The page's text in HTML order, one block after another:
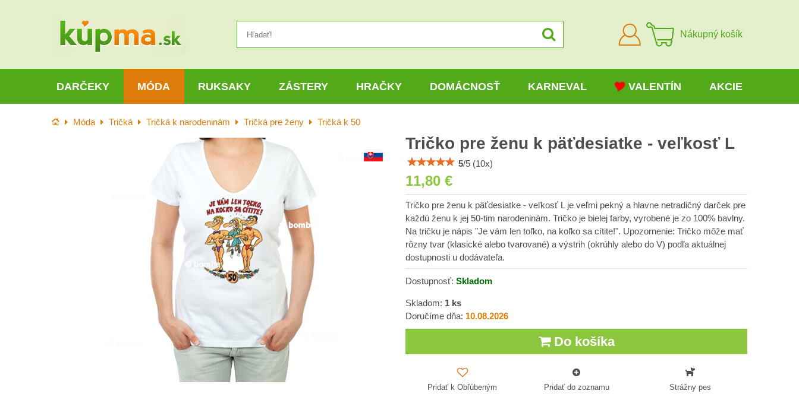
Prihlásiť
sa
Nákupný košík
DARČEKY MÓDA RUKSAKY ZÁSTERY HRAČKY DOMÁCNOSŤ KARNEVAL VALENTÍN AKCIE
Úvod Móda Tričká Tričká k narodeninám Tričká pre ženy Tričká k 50
Tričko pre ženu k päťdesiatke - veľkosť L
5/5 (10x)
11,80 €
Tričko pre ženu k päťdesiatke - veľkosť L je veľmi pekný a hlavne netradičný darček pre
každú ženu k jej 50-tim narodeninám. Tričko je bielej farby, vyrobené je zo 100% bavlny.
Na tričku je nápis "Je vám len toľko, na koľko sa cítite!". Upozornenie: Tričko môže mať
rôzny tvar (klasické alebo tvarované) a výstrih (okrúhly alebo do V) podľa aktuálnej
dostupnosti u dodávateľa.
Dostupnosť: Skladom
Skladom: 1 ks
Doručíme dňa: 10.08.2026
Do košíka
Pridať k Obľúbeným Pridať do zoznamu Strážny pes